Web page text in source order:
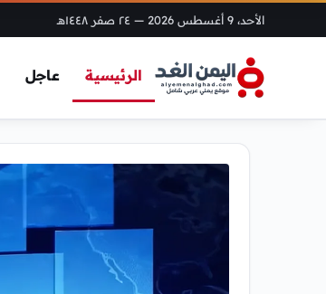
الأحد، 9 أغسطس 2026 — ٢٤ صفر ١٤٤٨هـ
الرئيسية عاجل
اليمن
أخبار